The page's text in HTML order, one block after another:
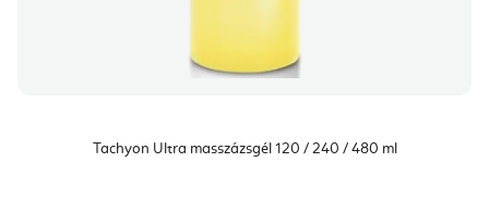
Tachyon Ultra masszázsgél 120 / 240 / 480 ml